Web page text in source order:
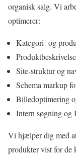
organisk salg. Vi
optimerer:
Kategori- og
Site-struktur og
Schema markup
Billedoptimering
Intern søgning og
Vi hjælper dig med
produkter vist for de